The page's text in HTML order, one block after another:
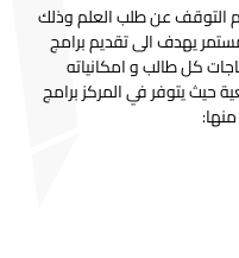
التوقف عن طلب العلم وذلك
يهدف الى تقديم برامج
كل طالب و امكانياته
حيث يتوفر في المركز برامج